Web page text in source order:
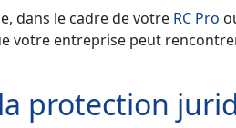
dans le cadre de votre RC Pro
votre entreprise peut
la protection